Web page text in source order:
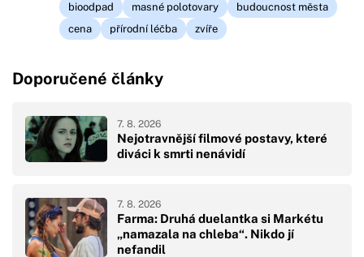
bioodpad
masné polotovary
budoucnost města
cena
přírodní léčba zvíře
Doporučené články
Nejotravnější filmové postavy, které
diváci k smrti nenávidí
7. 8. 2026
Farma: Druhá duelantka si Markétu
„namazala na chleba“. Nikdo jí
nefandil
7. 8. 2026